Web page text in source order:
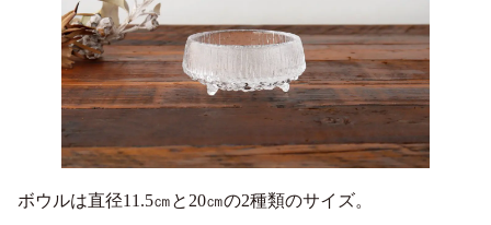
ボウルは直径11.5㎝と20㎝の2種類のサイズ。